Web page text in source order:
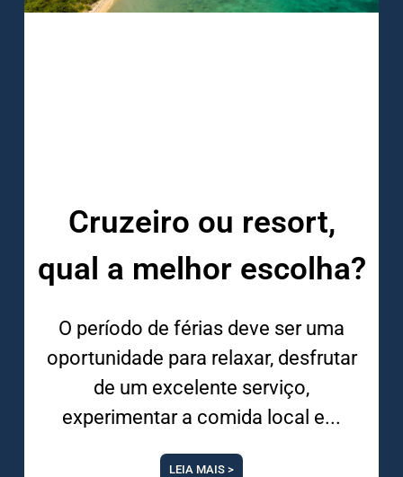
Cruzeiro ou resort,
qual a melhor escolha?
O período de férias deve ser uma
oportunidade para relaxar, desfrutar
de um excelente serviço,
experimentar a comida local e
LEIA MAIS >